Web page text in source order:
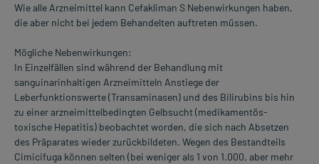
Wie alle Arzneimittel kann Cefakliman S Nebenwirkungen haben,
die aber nicht bei jedem Behandelten auftreten müssen.
Mögliche Nebenwirkungen:
In Einzelfällen sind während der Behandlung mit
sanguinarinhaltigen Arzneimitteln Anstiege der
Leberfunktionswerte (Transaminasen) und des Bilirubins bis hin
zu einer arzneimittelbedingten Gelbsucht (medikamentös-
toxische Hepatitis) beobachtet worden, die sich nach Absetzen
des Präparates wieder zurückbildeten. Wegen des Bestandteils
Cimicifuga können selten (bei weniger als 1 von 1.000, aber mehr